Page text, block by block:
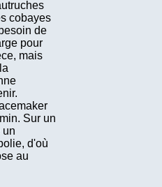
cobayes
de
pour
mais
Sur un
un
d'où
au